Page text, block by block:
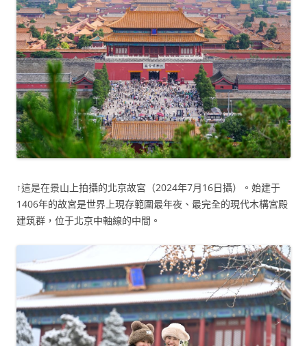
↑這是在景山上拍攝的北京故宮（2024年7月16日攝）。始建于
1406年的故宮是世界上現存範圍最年夜、最完全的現代木構宮殿
建筑群，位于北京中軸線的中間。